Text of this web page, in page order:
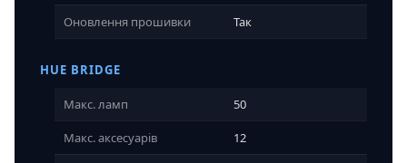
Оновлення прошивки Так
HUE BRIDGE
Макс. ламп 50
Макс. аксесуарів 12